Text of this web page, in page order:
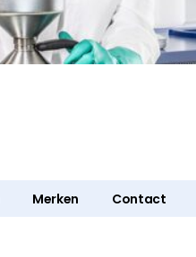
Merken Contact